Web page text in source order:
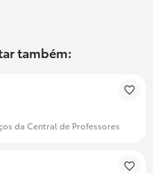
também:
da Central de Professores